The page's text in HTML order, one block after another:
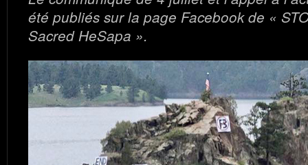
été publiés sur la page Facebook de «
Sacred HeSapa ».